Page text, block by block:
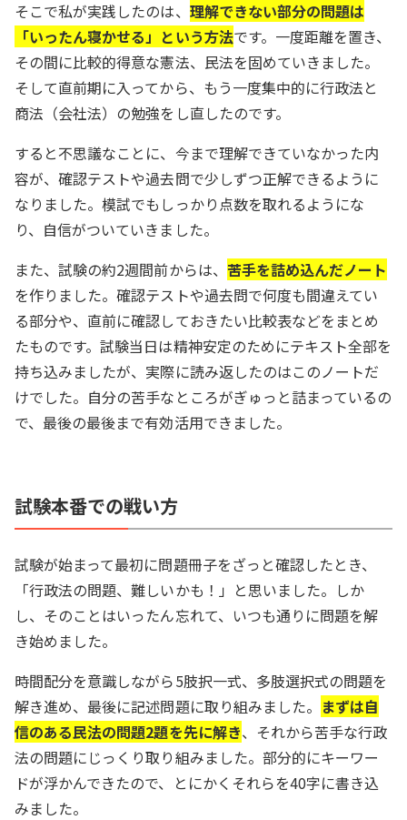
そこで私が実践したのは、 理解できない部分の問題は
「いったん寝かせる」という方法です。一度距離を置き、
その間に比較的得意な憲法、民法を固めていきました。
そして直前期に入ってから、もう一度集中的に行政法と
商法（会社法）の勉強をし直したのです。
すると不思議なことに、今まで理解できていなかった内
容が、確認テストや過去問で少しずつ正解できるように
なりました。模試でもしっかり点数を取れるようにな
り、自信がついていきました。
また、試験の約2週間前からは、 苦手を詰め込んだノート
を作りました。確認テストや過去問で何度も間違えてい
る部分や、直前に確認しておきたい比較表などをまとめ
たものです。試験当日は精神安定のためにテキスト全部を
持ち込みましたが、実際に読み返したのはこのノートだ
けでした。自分の苦手なところがぎゅっと詰まっているの
で、最後の最後まで有効活用できました。
試験本番での戦い方
試験が始まって最初に問題冊子をざっと確認したとき、
「行政法の問題、難しいかも！」と思いました。しか
し、そのことはいったん忘れて、いつも通りに問題を解
き始めました。
時間配分を意識しながら5肢択一式、多肢選択式の問題を
解き進め、最後に記述問題に取り組みました。 まずは自
信のある民法の問題2題を先に解き、それから苦手な行政
法の問題にじっくり取り組みました。部分的にキーワー
ドが浮かんできたので、とにかくそれらを40字に書き込
みました。